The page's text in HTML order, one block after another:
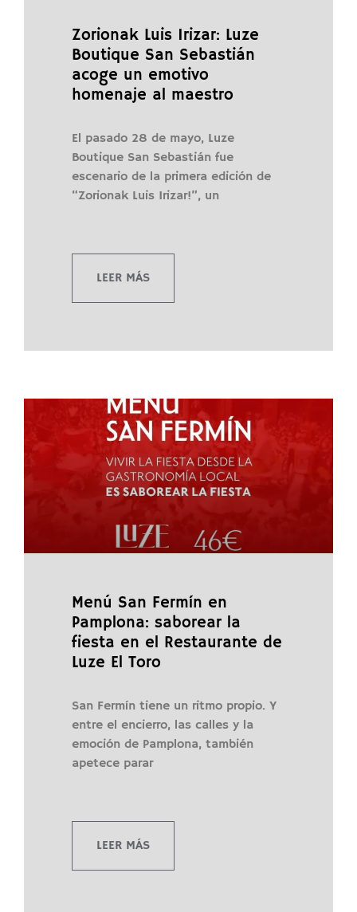
Zorionak Luis Irizar: Luze
Boutique San Sebastián
acoge un emotivo
homenaje al maestro
El pasado 28 de mayo, Luze
Boutique San Sebastián fue
escenario de la primera edición de
“Zorionak Luis Irizar!”, un
LEER MÁS
Menú San Fermín en
Pamplona: saborear la
fiesta en el Restaurante de
Luze El Toro
San Fermín tiene un ritmo propio. Y
entre el encierro, las calles y la
emoción de Pamplona, también
apetece parar
LEER MÁS